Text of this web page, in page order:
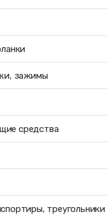
зажимы
средства
треугольники